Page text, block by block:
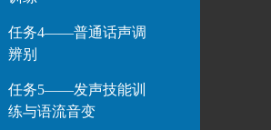
任务4——普通话声调
辨别
任务5——发声技能训
练与语流音变